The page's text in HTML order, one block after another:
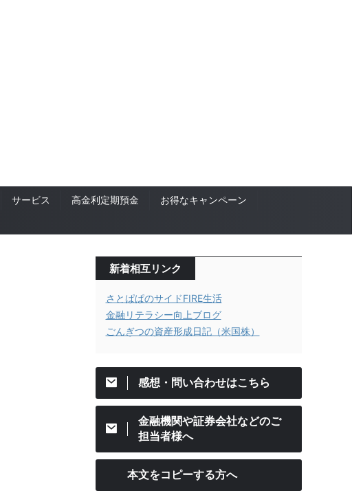
サービス 高金利定期預金
お得なキャンペーン
新着相互リンク
さとぱぱのサイドFIRE生活
金融リテラシー向上ブログ
ごんぎつの資産形成日記（米国株）
感想・問い合わせはこちら
金融機関や証券会社などのご
担当者様へ
本文をコピーする方へ